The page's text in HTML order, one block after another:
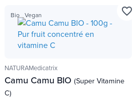
Bio Vegan
NATURAMedicatrix
Camu Camu BIO(Super Vitamine
C)
favorite_border